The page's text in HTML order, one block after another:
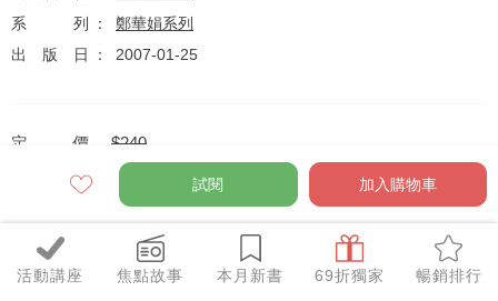
活動講座 焦點故事 本月新書 69折獨家 暢銷排行
系列
鄭華娟系列
出版日
2007-01-25
定價 $240
優惠價 $190元
全網任10件75折（獨家及特惠品除外）
試閱 加入購物車